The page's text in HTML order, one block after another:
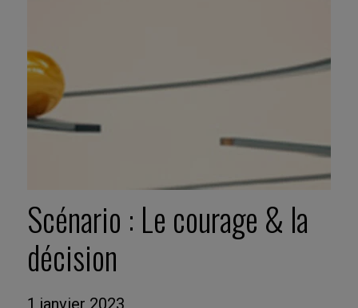
Scénario : Le courage & la
décision
1 janvier 2023